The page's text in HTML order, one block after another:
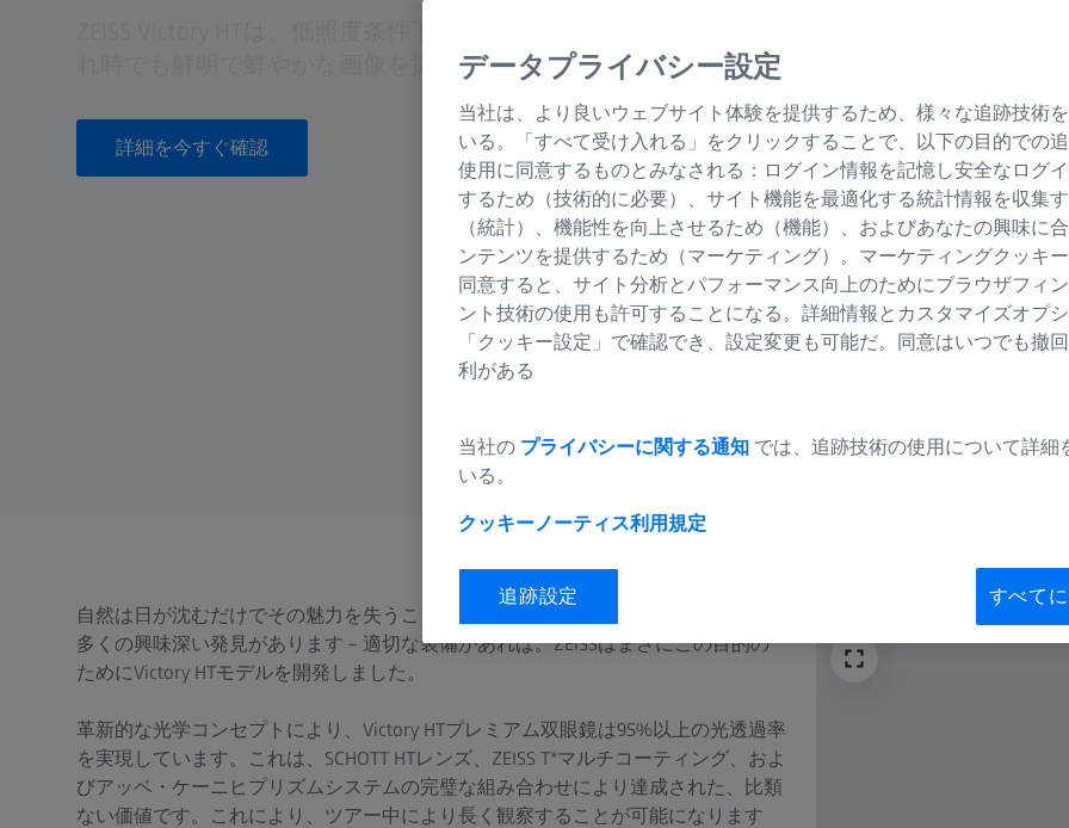
れ時でも鮮明で鮮やかな画像を提供します。
詳細を今すぐ確認
自然は日が沈むだけでその魅力を失うことはありません。実際、夕暮れ時にもまだ
多くの興味深い発見があります – 適切な装備があれば。ZEISSはまさにこの目的の
ためにVictory HTモデルを開発しました。
革新的な光学コンセプトにより、Victory HTプレミアム双眼鏡は95%以上の光透過率
を実現しています。これは、SCHOTT HTレンズ、ZEISS T*マルチコーティング、およ
びアッベ・ケーニヒプリズムシステムの完璧な組み合わせにより達成された、比類
ない価値です。これにより、ツアー中により長く観察することが可能になります
データプライバシー設定
当社は、より良いウェブサイト体験を提供するため、様々な追跡技術
いる。「すべて受け入れる」をクリックすることで、以下の目的での
使用に同意するものとみなされる：ログイン情報を記憶し安全なログ
するため（技術的に必要）、サイト機能を最適化する統計情報を収集
（統計）、機能性を向上させるため（機能）、およびあなたの興味に
ンテンツを提供するため（マーケティング）。マーケティングクッキ
同意すると、サイト分析とパフォーマンス向上のためにブラウザフィ
ント技術の使用も許可することになる。詳細情報とカスタマイズオプ
「クッキー設定」で確認でき、設定変更も可能だ。同意はいつでも撤
利がある
当社の プライバシーに関する通知 では、追跡技術の使用について詳細
いる。
クッキーノーティス利用規定
追跡設定 すべて